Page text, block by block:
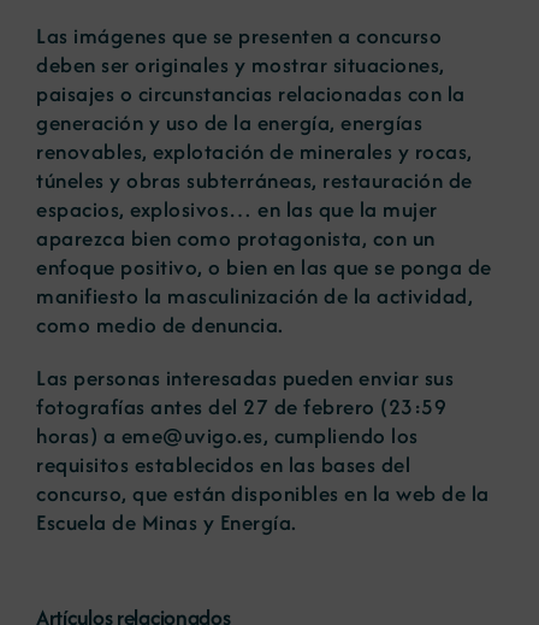
Las imágenes que se presenten a concurso
deben ser originales y mostrar situaciones,
paisajes o circunstancias relacionadas con la
generación y uso de la energía, energías
renovables, explotación de minerales y rocas,
túneles y obras subterráneas, restauración de
espacios, explosivos… en las que la mujer
aparezca bien como protagonista, con un
enfoque positivo, o bien en las que se ponga de
manifiesto la masculinización de la actividad,
como medio de denuncia.
Las personas interesadas pueden enviar sus
fotografías antes del 27 de febrero (23:59
horas) a eme@uvigo.es, cumpliendo los
requisitos establecidos en las bases del
concurso, que están disponibles en la web de la
Escuela de Minas y Energía.
Artículos relacionados